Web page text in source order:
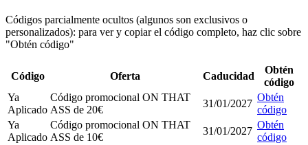
Códigos parcialmente ocultos (algunos son exclusivos o
personalizados): para ver y copiar el código completo, haz clic sobre
"Obtén código"
Código Oferta Caducidad
Obtén
código
Ya
Aplicado
Código promocional ON THAT
ASS de 20€
31/01/2027
Obtén
código
Ya
Aplicado
Código promocional ON THAT
ASS de 10€
31/01/2027
Obtén
código